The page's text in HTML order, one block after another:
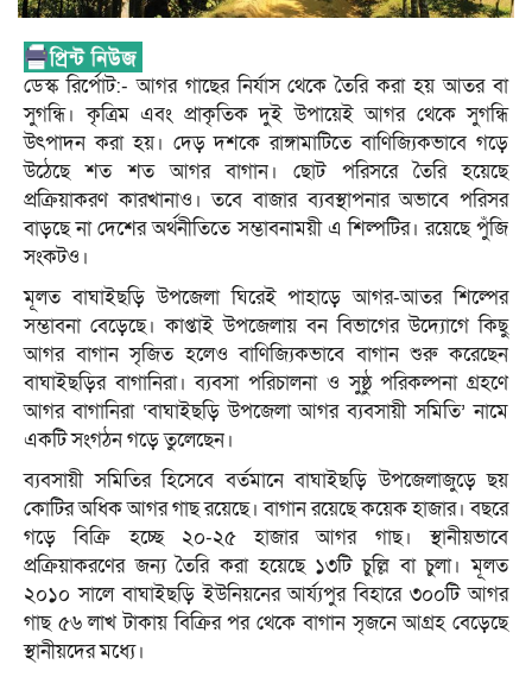
ডেস্ক রির্পোট:- আগর গাছের নির্যাস থেকে তৈরি করা হয় আতর বা
সুগন্ধি। কৃত্রিম এবং প্রাকৃতিক দুই উপায়েই আগর থেকে সুগন্ধি
উৎপাদন করা হয়। দেড় দশকে রাঙ্গামাটিতে বাণিজ্যিকভাবে গড়ে
উঠেছে শত শত আগর বাগান। ছোট পরিসরে তৈরি হয়েছে
প্রক্রিয়াকরণ কারখানাও। তবে বাজার ব্যবস্থাপনার অভাবে পরিসর
বাড়ছে না দেশের অর্থনীতিতে সম্ভাবনাময়ী এ শিল্পটির। রয়েছে পুঁজি
সংকটও।
মূলত বাঘাইছড়ি উপজেলা ঘিরেই পাহাড়ে আগর-আতর শিল্পের
সম্ভাবনা বেড়েছে। কাপ্তাই উপজেলায় বন বিভাগের উদ্যোগে কিছু
আগর বাগান সৃজিত হলেও বাণিজ্যিকভাবে বাগান শুরু করেছেন
বাঘাইছড়ির বাগানিরা। ব্যবসা পরিচালনা ও সুষ্ঠু পরিকল্পনা গ্রহণে
আগর বাগানিরা ‘বাঘাইছড়ি উপজেলা আগর ব্যবসায়ী সমিতি’ নামে
একটি সংগঠন গড়ে তুলেছেন।
ব্যবসায়ী সমিতির হিসেবে বর্তমানে বাঘাইছড়ি উপজেলাজুড়ে ছয়
কোটির অধিক আগর গাছ রয়েছে। বাগান রয়েছে কয়েক হাজার। বছরে
গড়ে বিক্রি হচ্ছে ২০-২৫ হাজার আগর গাছ। স্থানীয়ভাবে
প্রক্রিয়াকরণের জন্য তৈরি করা হয়েছে ১৩টি চুল্লি বা চুলা। মূলত
২০১০ সালে বাঘাইছড়ি ইউনিয়নের আর্য্যপুর বিহারে ৩০০টি আগর
গাছ ৫৬ লাখ টাকায় বিক্রির পর থেকে বাগান সৃজনে আগ্রহ বেড়েছে
স্থানীয়দের মধ্যে।